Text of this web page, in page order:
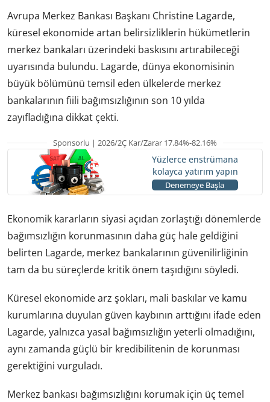
Avrupa Merkez Bankası Başkanı Christine Lagarde,
küresel ekonomide artan belirsizliklerin hükümetlerin
merkez bankaları üzerindeki baskısını artırabileceği
uyarısında bulundu. Lagarde, dünya ekonomisinin
büyük bölümünü temsil eden ülkelerde merkez
bankalarının fiili bağımsızlığının son 10 yılda
zayıfladığına dikkat çekti.
Sponsorlu | 2026/2Ç Kar/Zarar 17.84%-82.16%
Yüzlerce enstrümana
kolayca yatırım yapın
Denemeye Başla
Ekonomik kararların siyasi açıdan zorlaştığı dönemlerde
bağımsızlığın korunmasının daha güç hale geldiğini
belirten Lagarde, merkez bankalarının güvenilirliğinin
tam da bu süreçlerde kritik önem taşıdığını söyledi.
Küresel ekonomide arz şokları, mali baskılar ve kamu
kurumlarına duyulan güven kaybının arttığını ifade eden
Lagarde, yalnızca yasal bağımsızlığın yeterli olmadığını,
aynı zamanda güçlü bir kredibilitenin de korunması
gerektiğini vurguladı.
Merkez bankası bağımsızlığını korumak için üç temel